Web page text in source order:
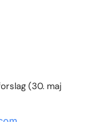
(30. maj